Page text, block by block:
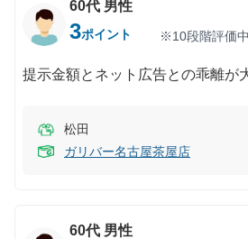
60代 男性
3ポイント ※10段階評価中
提示金額とネット広告との乖離が
松田
ガリバー名古屋茶屋店
60代 男性